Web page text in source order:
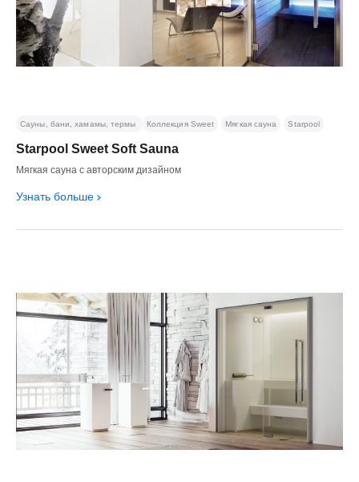
Starpool Sweet Soft Sauna
Мягкая сауна с авторским дизайном
Узнать больше
Сауны, бани, хамамы, термы Коллекция Sweet Мягкая сауна Starpool